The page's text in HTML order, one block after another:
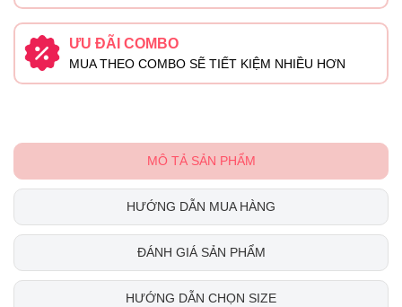
ƯU ĐÃI COMBO
MUA THEO COMBO SẼ TIẾT KIỆM NHIỀU HƠN
MÔ TẢ SẢN PHẨM
HƯỚNG DẪN MUA HÀNG
ĐÁNH GIÁ SẢN PHẨM
HƯỚNG DẪN CHỌN SIZE